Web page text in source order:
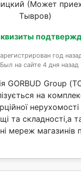
(Может
Тывров)
год
Был на сайте 4 дня назад
GORBUD Group
на
та складності,а
мереж магазинів